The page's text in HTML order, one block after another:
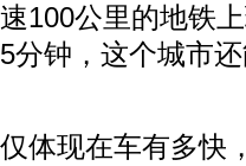
100公里的地铁
分钟，这个城市
现在车有多快